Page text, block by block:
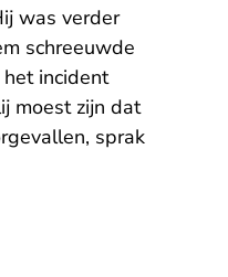
was verder
schreeuwde
incident
moest zijn dat
sprak